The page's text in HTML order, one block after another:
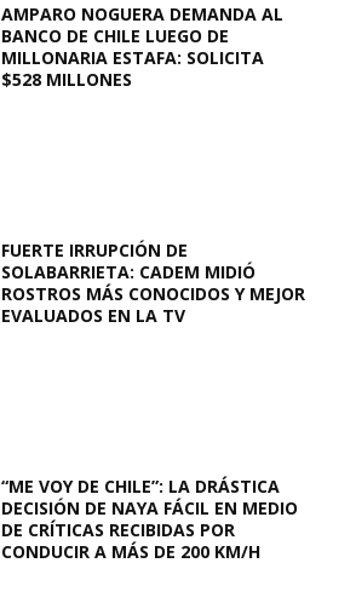
AMPARO NOGUERA DEMANDA AL
BANCO DE CHILE LUEGO DE
MILLONARIA ESTAFA: SOLICITA
$528 MILLONES
FUERTE IRRUPCIÓN DE
SOLABARRIETA: CADEM MIDIÓ
ROSTROS MÁS CONOCIDOS Y MEJOR
EVALUADOS EN LA TV
“ME VOY DE CHILE”: LA DRÁSTICA
DECISIÓN DE NAYA FÁCIL EN MEDIO
DE CRÍTICAS RECIBIDAS POR
CONDUCIR A MÁS DE 200 KM/H